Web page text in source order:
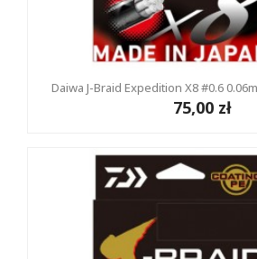
Daiwa J-Braid Expedition X8 #0.6
75,00 zł